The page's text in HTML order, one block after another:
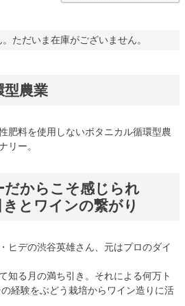
ただいま在庫がございません。
型農業
肥料を使用しないボタニカル循環型農
リー。
だからこそ感じられ
とワインの繋がり
ヒデの渋谷英雄さん、元はプロのダイ
知る月の満ち引き。それによる何万ト
経験をぶどう栽培からワイン造りに活